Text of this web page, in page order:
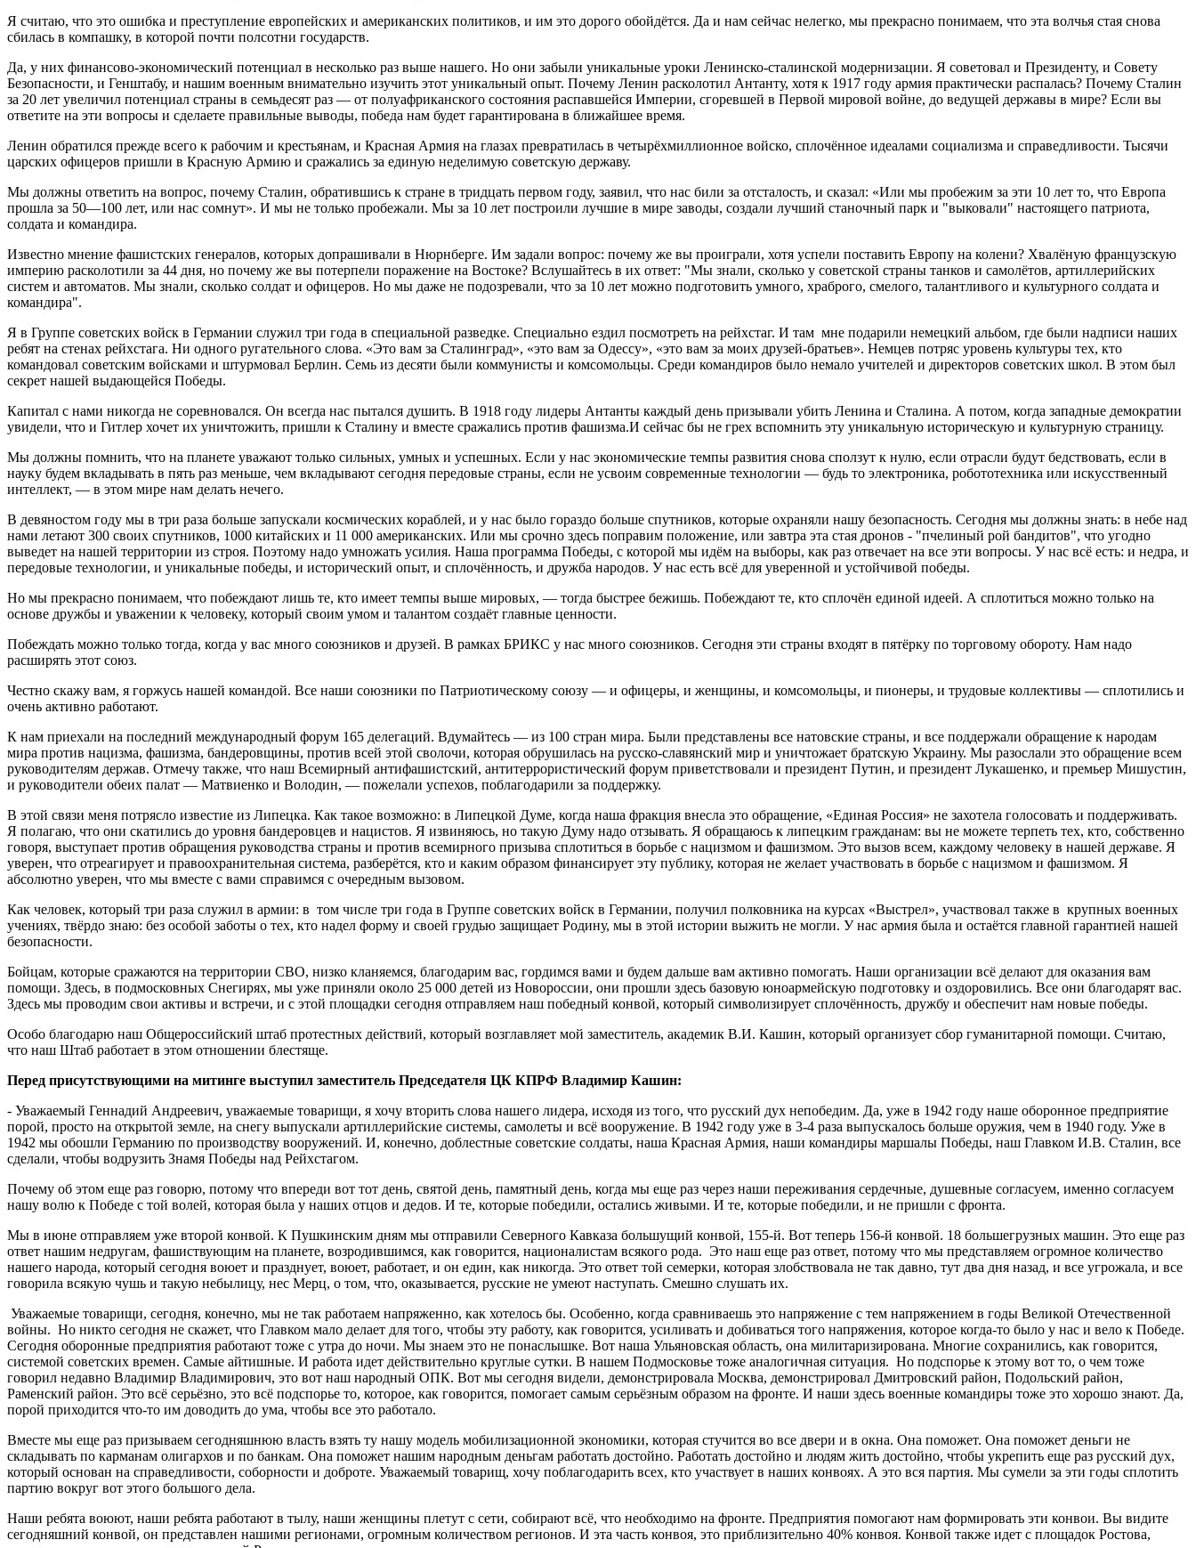
Я считаю, что это ошибка и преступление европейских и американских политиков, и им это дорого обойдётся. Да и нам сейчас нелегко, мы прекрасно понимаем, что эта волчья стая снова
сбилась в компашку, в которой почти полсотни государств.
Да, у них финансово-экономический потенциал в несколько раз выше нашего. Но они забыли уникальные уроки Ленинско-сталинской модернизации. Я советовал и Президенту, и Совету
Безопасности, и Генштабу, и нашим военным внимательно изучить этот уникальный опыт. Почему Ленин расколотил Антанту, хотя к 1917 году армия практически распалась? Почему Сталин
за 20 лет увеличил потенциал страны в семьдесят раз — от полуафриканского состояния распавшейся Империи, сгоревшей в Первой мировой войне, до ведущей державы в мире? Если вы
ответите на эти вопросы и сделаете правильные выводы, победа нам будет гарантирована в ближайшее время.
Ленин обратился прежде всего к рабочим и крестьянам, и Красная Армия на глазах превратилась в четырёхмиллионное войско, сплочённое идеалами социализма и справедливости. Тысячи
царских офицеров пришли в Красную Армию и сражались за единую неделимую советскую державу.
Мы должны ответить на вопрос, почему Сталин, обратившись к стране в тридцать первом году, заявил, что нас били за отсталость, и сказал: «Или мы пробежим за эти 10 лет то, что Европа
прошла за 50—100 лет, или нас сомнут». И мы не только пробежали. Мы за 10 лет построили лучшие в мире заводы, создали лучший станочный парк и "выковали" настоящего патриота,
солдата и командира.
Известно мнение фашистских генералов, которых допрашивали в Нюрнберге. Им задали вопрос: почему же вы проиграли, хотя успели поставить Европу на колени? Хвалёную французскую
империю расколотили за 44 дня, но почему же вы потерпели поражение на Востоке? Вслушайтесь в их ответ: "Мы знали, сколько у советской страны танков и самолётов, артиллерийских
систем и автоматов. Мы знали, сколько солдат и офицеров. Но мы даже не подозревали, что за 10 лет можно подготовить умного, храброго, смелого, талантливого и культурного солдата и
командира".
Я в Группе советских войск в Германии служил три года в специальной разведке. Специально ездил посмотреть на рейхстаг. И там мне подарили немецкий альбом, где были надписи наших
ребят на стенах рейхстага. Ни одного ругательного слова. «Это вам за Сталинград», «это вам за Одессу», «это вам за моих друзей-братьев». Немцев потряс уровень культуры тех, кто
командовал советским войсками и штурмовал Берлин. Семь из десяти были коммунисты и комсомольцы. Среди командиров было немало учителей и директоров советских школ. В этом был
секрет нашей выдающейся Победы.
Капитал с нами никогда не соревновался. Он всегда нас пытался душить. В 1918 году лидеры Антанты каждый день призывали убить Ленина и Сталина. А потом, когда западные демократии
увидели, что и Гитлер хочет их уничтожить, пришли к Сталину и вместе сражались против фашизма.И сейчас бы не грех вспомнить эту уникальную историческую и культурную страницу.
Мы должны помнить, что на планете уважают только сильных, умных и успешных. Если у нас экономические темпы развития снова сползут к нулю, если отрасли будут бедствовать, если в
науку будем вкладывать в пять раз меньше, чем вкладывают сегодня передовые страны, если не усвоим современные технологии — будь то электроника, робототехника или искусственный
интеллект, — в этом мире нам делать нечего.
В девяностом году мы в три раза больше запускали космических кораблей, и у нас было гораздо больше спутников, которые охраняли нашу безопасность. Сегодня мы должны знать: в небе над
нами летают 300 своих спутников, 1000 китайских и 11 000 американских. Или мы срочно здесь поправим положение, или завтра эта стая дронов - "пчелиный рой бандитов", что угодно
выведет на нашей территории из строя. Поэтому надо умножать усилия. Наша программа Победы, с которой мы идём на выборы, как раз отвечает на все эти вопросы. У нас всё есть: и недра, и
передовые технологии, и уникальные победы, и исторический опыт, и сплочённость, и дружба народов. У нас есть всё для уверенной и устойчивой победы.
Но мы прекрасно понимаем, что побеждают лишь те, кто имеет темпы выше мировых, — тогда быстрее бежишь. Побеждают те, кто сплочён единой идеей. А сплотиться можно только на
основе дружбы и уважении к человеку, который своим умом и талантом создаёт главные ценности.
Побеждать можно только тогда, когда у вас много союзников и друзей. В рамках БРИКС у нас много союзников. Сегодня эти страны входят в пятёрку по торговому обороту. Нам надо
расширять этот союз.
Честно скажу вам, я горжусь нашей командой. Все наши союзники по Патриотическому союзу — и офицеры, и женщины, и комсомольцы, и пионеры, и трудовые коллективы — сплотились и
очень активно работают.
К нам приехали на последний международный форум 165 делегаций. Вдумайтесь — из 100 стран мира. Были представлены все натовские страны, и все поддержали обращение к народам
мира против нацизма, фашизма, бандеровщины, против всей этой сволочи, которая обрушилась на русско-славянский мир и уничтожает братскую Украину. Мы разослали это обращение всем
руководителям держав. Отмечу также, что наш Всемирный антифашистский, антитеррористический форум приветствовали и президент Путин, и президент Лукашенко, и премьер Мишустин,
и руководители обеих палат — Матвиенко и Володин, — пожелали успехов, поблагодарили за поддержку.
В этой связи меня потрясло известие из Липецка. Как такое возможно: в Липецкой Думе, когда наша фракция внесла это обращение, «Единая Россия» не захотела голосовать и поддерживать.
Я полагаю, что они скатились до уровня бандеровцев и нацистов. Я извиняюсь, но такую Думу надо отзывать. Я обращаюсь к липецким гражданам: вы не можете терпеть тех, кто, собственно
говоря, выступает против обращения руководства страны и против всемирного призыва сплотиться в борьбе с нацизмом и фашизмом. Это вызов всем, каждому человеку в нашей державе. Я
уверен, что отреагирует и правоохранительная система, разберётся, кто и каким образом финансирует эту публику, которая не желает участвовать в борьбе с нацизмом и фашизмом. Я
абсолютно уверен, что мы вместе с вами справимся с очередным вызовом.
Как человек, который три раза служил в армии: в том числе три года в Группе советских войск в Германии, получил полковника на курсах «Выстрел», участвовал также в крупных военных
учениях, твёрдо знаю: без особой заботы о тех, кто надел форму и своей грудью защищает Родину, мы в этой истории выжить не могли. У нас армия была и остаётся главной гарантией нашей
безопасности.
Бойцам, которые сражаются на территории СВО, низко кланяемся, благодарим вас, гордимся вами и будем дальше вам активно помогать. Наши организации всё делают для оказания вам
помощи. Здесь, в подмосковных Снегирях, мы уже приняли около 25 000 детей из Новороссии, они прошли здесь базовую юноармейскую подготовку и оздоровились. Все они благодарят вас.
Здесь мы проводим свои активы и встречи, и с этой площадки сегодня отправляем наш победный конвой, который символизирует сплочённость, дружбу и обеспечит нам новые победы.
Особо благодарю наш Общероссийский штаб протестных действий, который возглавляет мой заместитель, академик В.И. Кашин, который организует сбор гуманитарной помощи. Считаю,
что наш Штаб работает в этом отношении блестяще.
Перед присутствующими на митинге выступил заместитель Председателя ЦК КПРФ Владимир Кашин:
- Уважаемый Геннадий Андреевич, уважаемые товарищи, я хочу вторить слова нашего лидера, исходя из того, что русский дух непобедим. Да, уже в 1942 году наше оборонное предприятие
порой, просто на открытой земле, на снегу выпускали артиллерийские системы, самолеты и всё вооружение. В 1942 году уже в 3-4 раза выпускалось больше оружия, чем в 1940 году. Уже в
1942 мы обошли Германию по производству вооружений. И, конечно, доблестные советские солдаты, наша Красная Армия, наши командиры маршалы Победы, наш Главком И.В. Сталин, все
сделали, чтобы водрузить Знамя Победы над Рейхстагом.
Почему об этом еще раз говорю, потому что впереди вот тот день, святой день, памятный день, когда мы еще раз через наши переживания сердечные, душевные согласуем, именно согласуем
нашу волю к Победе с той волей, которая была у наших отцов и дедов. И те, которые победили, остались живыми. И те, которые победили, и не пришли с фронта.
Мы в июне отправляем уже второй конвой. К Пушкинским дням мы отправили Северного Кавказа большущий конвой, 155-й. Вот теперь 156-й конвой. 18 большегрузных машин. Это еще раз
ответ нашим недругам, фашиствующим на планете, возродившимся, как говорится, националистам всякого рода. Это наш еще раз ответ, потому что мы представляем огромное количество
нашего народа, который сегодня воюет и празднует, воюет, работает, и он един, как никогда. Это ответ той семерки, которая злобствовала не так давно, тут два дня назад, и все угрожала, и все
говорила всякую чушь и такую небылицу, нес Мерц, о том, что, оказывается, русские не умеют наступать. Смешно слушать их.
Уважаемые товарищи, сегодня, конечно, мы не так работаем напряженно, как хотелось бы. Особенно, когда сравниваешь это напряжение с тем напряжением в годы Великой Отечественной
войны. Но никто сегодня не скажет, что Главком мало делает для того, чтобы эту работу, как говорится, усиливать и добиваться того напряжения, которое когда-то было у нас и вело к Победе.
Сегодня оборонные предприятия работают тоже с утра до ночи. Мы знаем это не понаслышке. Вот наша Ульяновская область, она милитаризирована. Многие сохранились, как говорится,
системой советских времен. Самые айтишные. И работа идет действительно круглые сутки. В нашем Подмосковье тоже аналогичная ситуация. Но подспорье к этому вот то, о чем тоже
говорил недавно Владимир Владимирович, это вот наш народный ОПК. Вот мы сегодня видели, демонстрировала Москва, демонстрировал Дмитровский район, Подольский район,
Раменский район. Это всё серьёзно, это всё подспорье то, которое, как говорится, помогает самым серьёзным образом на фронте. И наши здесь военные командиры тоже это хорошо знают. Да,
порой приходится что-то им доводить до ума, чтобы все это работало.
Вместе мы еще раз призываем сегодняшнюю власть взять ту нашу модель мобилизационной экономики, которая стучится во все двери и в окна. Она поможет. Она поможет деньги не
складывать по карманам олигархов и по банкам. Она поможет нашим народным деньгам работать достойно. Работать достойно и людям жить достойно, чтобы укрепить еще раз русский дух,
который основан на справедливости, соборности и доброте. Уважаемый товарищ, хочу поблагодарить всех, кто участвует в наших конвоях. А это вся партия. Мы сумели за эти годы сплотить
партию вокруг вот этого большого дела.
Наши ребята воюют, наши ребята работают в тылу, наши женщины плетут с сети, собирают всё, что необходимо на фронте. Предприятия помогают нам формировать эти конвои. Вы видите
сегодняшний конвой, он представлен нашими регионами, огромным количеством регионов. И эта часть конвоя, это приблизительно 40% конвоя. Конвой также идет с площадок Ростова,